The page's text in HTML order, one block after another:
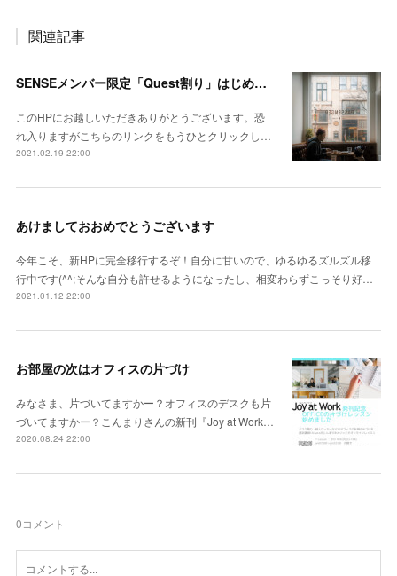
関連記事
SENSEメンバー限定「Quest割り」はじめました
このHPにお越しいただきありがとうございます。恐
れ入りますがこちらのリンクをもうひとクリックし…
2021.02.19 22:00
あけましておおめでとうございます
今年こそ、新HPに完全移行するぞ！自分に甘いので、ゆるゆるズルズル移
行中です(^^;そんな自分も許せるようになったし、相変わらずこっそり好…
2021.01.12 22:00
お部屋の次はオフィスの片づけ
みなさま、片づいてますかー？オフィスのデスクも片
づいてますかー？こんまりさんの新刊『Joy at Work…
2020.08.24 22:00
0コメント